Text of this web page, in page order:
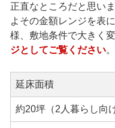
正直なところだと思い
よその金額レンジを表
様、敷地条件で大きく変
ジとしてご覧ください。
延床面積
約20坪（2人暮らし向け